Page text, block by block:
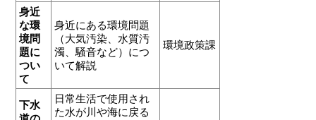
身近
な環
境問
題に
つい
て
身近にある環境問題
（大気汚染、水質汚
濁、騒音など）につ
いて解説
環境政策課
下水
日常生活で使用され
た水が川や海に戻る